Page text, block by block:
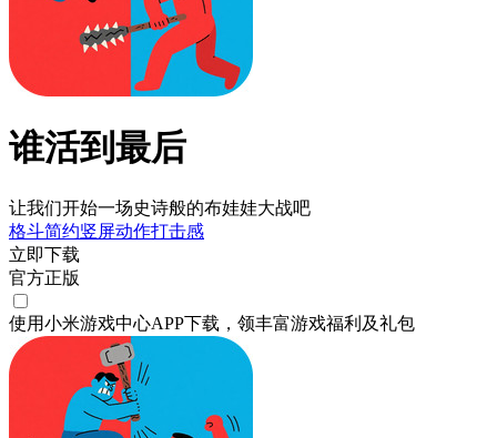
谁活到最后
让我们开始一场史诗般的布娃娃大战吧
格斗简约竖屏动作打击感
立即下载
官方正版
使用小米游戏中心APP下载 ，领丰富游戏福利 及礼包